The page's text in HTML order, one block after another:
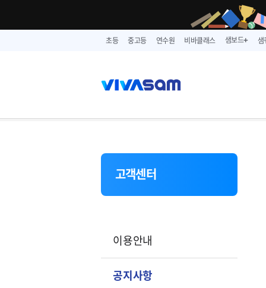
초등 중고등 연수원 비바클래스 샘보드➕
고객센터
이용안내
공지사항